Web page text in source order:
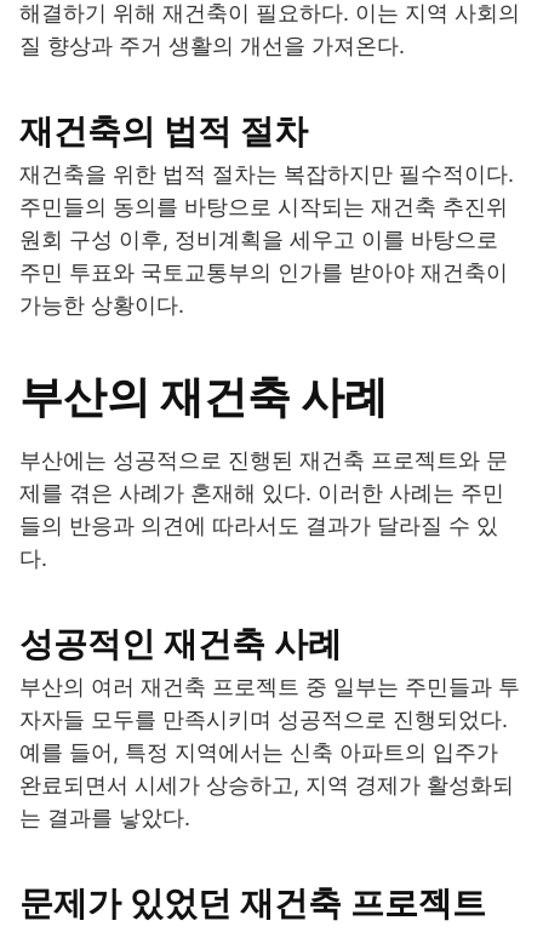
해결하기 위해 재건축이 필요하다. 이는 지역 사회의
질 향상과 주거 생활의 개선을 가져온다.
재건축의 법적 절차
재건축을 위한 법적 절차는 복잡하지만 필수적이다.
주민들의 동의를 바탕으로 시작되는 재건축 추진위
원회 구성 이후, 정비계획을 세우고 이를 바탕으로
주민 투표와 국토교통부의 인가를 받아야 재건축이
가능한 상황이다.
부산의 재건축 사례
부산에는 성공적으로 진행된 재건축 프로젝트와 문
제를 겪은 사례가 혼재해 있다. 이러한 사례는 주민
들의 반응과 의견에 따라서도 결과가 달라질 수 있
다.
성공적인 재건축 사례
부산의 여러 재건축 프로젝트 중 일부는 주민들과 투
자자들 모두를 만족시키며 성공적으로 진행되었다.
예를 들어, 특정 지역에서는 신축 아파트의 입주가
완료되면서 시세가 상승하고, 지역 경제가 활성화되
는 결과를 낳았다.
문제가 있었던 재건축 프로젝트